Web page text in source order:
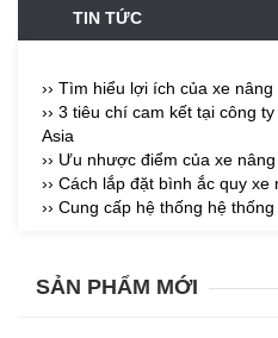
TIN TỨC
›› Tìm hiểu lợi ích của xe
›› 3 tiêu chí cam kết tại công
Asia
›› Ưu nhược điểm của xe
›› Cách lắp đặt bình ắc quy
›› Cung cấp hệ thống hệ
SẢN PHẨM MỚI